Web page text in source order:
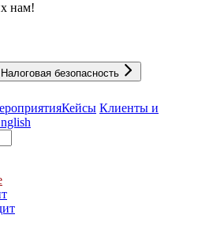
нам!
Налоговая безопасность
Кейсы Клиенты и